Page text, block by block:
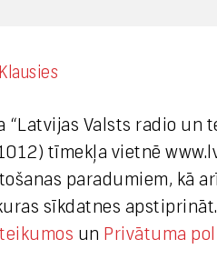
Klausies
“Latvijas Valsts radio
tīmekļa vietnē
paradumiem, kā
sīkdatnes
un Privātuma
Latvija,
©